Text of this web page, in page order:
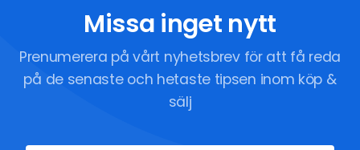
Missa inget nytt
Prenumerera på vårt nyhetsbrev för att få reda
på de senaste och hetaste tipsen inom köp &
sälj